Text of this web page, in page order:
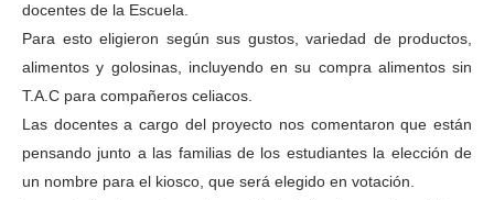
docentes de la Escuela.
Para esto eligieron según sus gustos, variedad de productos,
alimentos y golosinas, incluyendo en su compra alimentos sin
T.A.C para compañeros celiacos.
Las docentes a cargo del proyecto nos comentaron que están
pensando junto a las familias de los estudiantes la elección de
un nombre para el kiosco, que será elegido en votación.